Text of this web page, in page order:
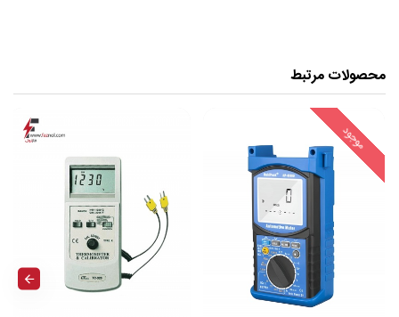
تایوان
سیستم کنترل دما PID دیجیتالی مبتنی بر ریزپردازنده حلقه
بسته شامل بخاری و سنسور RTD پلاتینی دقیق
خنک کننده فن امکان تغییر سریع دمای بلوک را در صورت
تقاضا فراهم می کند
دمای مورد نیاز را می توان با استفاده از دکمه های پنل جلویی
به میزان 0.1 درجه افزایش داد
دارای منابع حرارتی
دارای سیم برق
محصولات مرتبط
موجود